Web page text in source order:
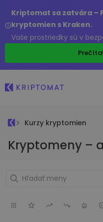
Kriptomat sa zatvára –
kryptomien s Kraken.
Vaše prostriedky sú v
Kurzy kryptomien
Kryptomeny –